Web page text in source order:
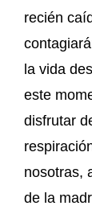
recién
la vida
este
disfrutar
nosotras,
de la